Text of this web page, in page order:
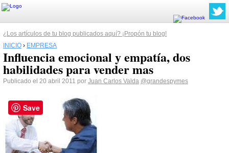
¿Los artículos de tu blog publicados aquí? ¡Propón tu blog!
INICIO › EMPRESA
Influencia emocional y empatía, dos
habilidades para vender mas
Publicado el 20 abril 2011 por Juan Carlos Valda @grandespymes
Save